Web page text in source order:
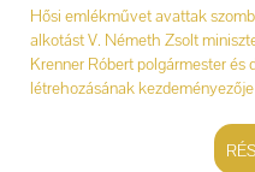
Hősi emlékművet avattak
alkotást V. Németh Zsolt
Krenner Róbert polgármester és
létrehozásának